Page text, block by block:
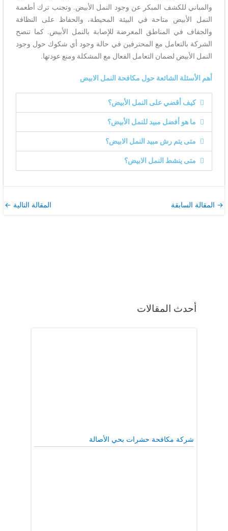
أحدث المقالات
شركة مكافحة حشرات بحي الأصالة
والمباني للكشف المبكر عن وجود النمل الأبيض. وتجنب ترك أطعمة
النمل الأبيض متاحة في البيئة المحيطة، والحفاظ على النظافة
والجفاف في المناطق المعرضة للإصابة بالنمل الأبيض. كما تنصح
الشركة بالتعامل مع المحترفين في حالة وجود أي شكوك حول وجود
النمل الأبيض لضمان التعامل الفعال مع المشكلة ومنع عودتها.
أهم الأسئلة الشائعة حول مكافحة النمل الابيض
كيف أقضي على النمل الأبيض؟
ما هو أفضل مبيد للنمل الأبيض؟
متى يتم رش مبيد النمل الابيض؟
متى ينشط النمل الابيض؟
→ المقالة السابقة المقالة التالية ←